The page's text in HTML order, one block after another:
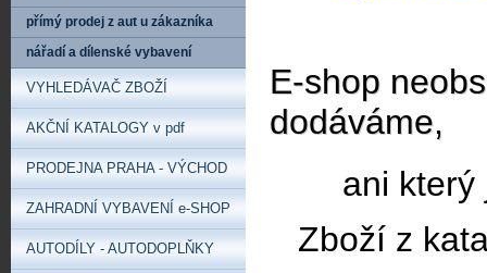
E-shop
dodáváme,
ani který
Zboží z
přímý prodej z aut u zákazníka
nářadí a dílenské vybavení
VYHLEDÁVAČ ZBOŽÍ
AKČNÍ KATALOGY v pdf
PRODEJNA PRAHA - VÝCHOD
ZAHRADNÍ VYBAVENÍ e-SHOP
AUTODÍLY - AUTODOPLŇKY